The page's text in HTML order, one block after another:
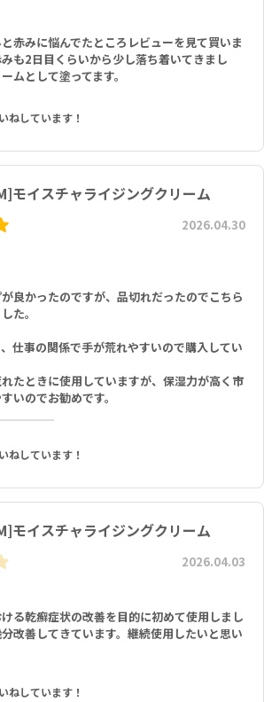
赤みに悩んでたところレビューを見て買いま
も2日目くらいから少し落ち着いてきまし
ムとして塗ってます。
ねしています！
モイスチャライジングクリーム
2026.04.30
良かったのですが、品切れだったのでこちら
た。
仕事の関係で手が荒れやすいので購入してい
たときに使用していますが、保湿力が高く市
いのでお勧めです。
ねしています！
モイスチャライジングクリーム
2026.04.03
る乾癬症状の改善を目的に初めて使用しまし
改善してきています。継続使用したいと思い
ねしています！